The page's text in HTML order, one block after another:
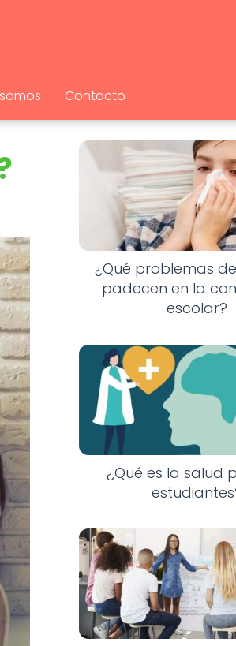
Contacto
¿Qué problemas
padecen en la
escolar?
¿Qué es la salud